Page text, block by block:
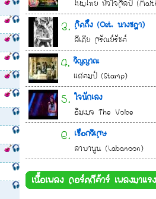
3. คิดถึง (Ost. นางชฎา)
ลีเดีย ศรัณย์รัชต์
4. วิญญาณ
แสตมป์ (Stamp)
5. ใจนักเลง
อิมเมจ The Voice
6. เชือกวิเศษ
ลาบานูน (Labanoon)
เนื้อเพลง คอร์ดกีต้าร์ เพลงมาแรง